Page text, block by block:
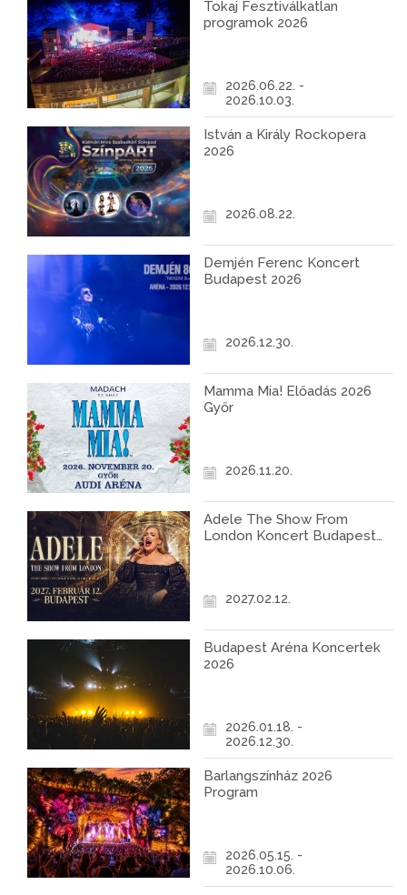
Tokaj Fesztiválkatlan
programok 2026
2026.06.22. -
2026.10.03.
István a Király Rockopera
2026
2026.08.22.
Demjén Ferenc Koncert
Budapest 2026
2026.12.30.
Mamma Mia! Előadás 2026
Győr
2026.11.20.
Adele The Show From
London Koncert Budapest
2027.02.12.
Budapest Aréna Koncertek
2026
2026.01.18. -
2026.12.30.
Barlangszínház 2026
Program
2026.05.15. -
2026.10.06.